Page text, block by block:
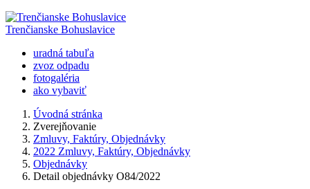
Trenčianske Bohuslavice
uradná tabuľa
zvoz odpadu
fotogaléria
ako vybaviť
Úvodná stránka
Zverejňovanie
Zmluvy, Faktúry, Objednávky
2022 Zmluvy, Faktúry, Objednávky
Objednávky
Detail objednávky O84/2022